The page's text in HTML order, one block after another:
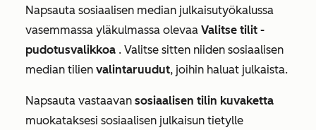
Napsauta sosiaalisen median julkaisutyökalussa
vasemmassa yläkulmassa olevaa Valitse tilit -
pudotusvalikkoa . Valitse sitten niiden sosiaalisen
median tilien valintaruudut, joihin haluat julkaista.
Napsauta vastaavan sosiaalisen tilin kuvaketta
muokataksesi sosiaalisen julkaisun tietylle